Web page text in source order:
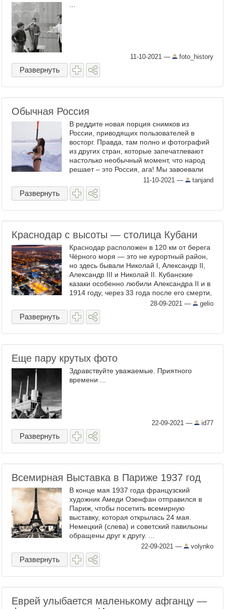
...
11-10-2021 — foto_history
Развернуть
Обычная Россия
В реддите новая порция снимков из
России, приводящих пользователей в
восторг. Правда, там полно и фотографий
из других стран, которые запечатлевают
настолько необычный момент, что народ
решает – это Россия, ага! Мы завоевали
репутацию больших оригиналов)))). ...
11-10-2021 — tanjand
Развернуть
Краснодар с высоты — столица Кубани
Краснодар расположен в 120 км от берега
Чёрного моря — это не курортный район,
но здесь бывали Николай I, Александр II,
Александр III и Николай II. Кубанские
казаки особенно любили Александра II и в
1914 году, через 33 года после его смерти,
собрали денег и установили памятник
Царю ...
28-09-2021 — gelio
Развернуть
Еще пару крутых фото
Здравствуйте уважаемые. Приятного
времени ...
22-09-2021 — id77
Развернуть
Всемирная Выставка в Париже 1937 год
В конце мая 1937 года французский
художник Амеди Озенфан отправился в
Париж, чтобы посетить всемирную
выставку, которая открылась 24 мая.
Немецкий (слева) и советский павильоны
обращены друг к другу. ...
22-09-2021 — volynko
Развернуть
Еврей улыбается маленькому афганцу —